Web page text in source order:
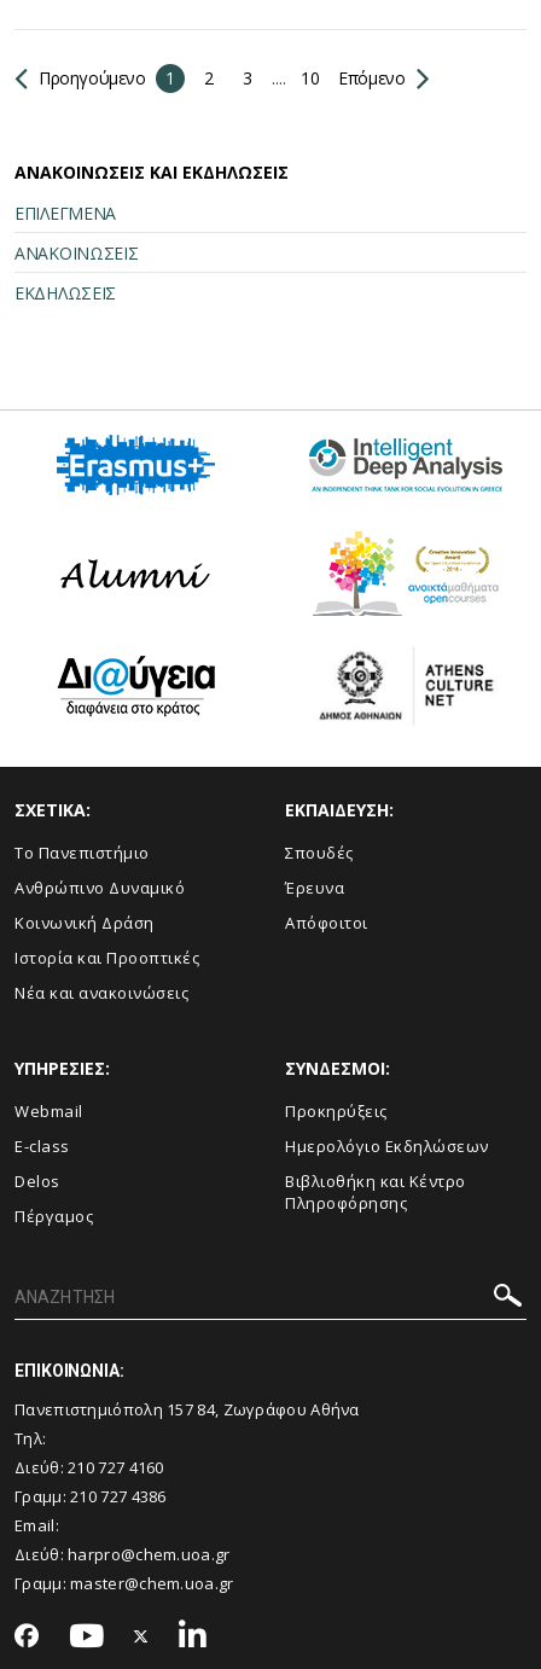
Προηγούμενο 1 2 3 .... 10 Επόμενο
ΑΝΑΚΟΙΝΩΣΕΙΣ ΚΑΙ ΕΚΔΗΛΩΣΕΙΣ
ΕΠΙΛΕΓΜΕΝΑ
ΑΝΑΚΟΙΝΩΣΕΙΣ
ΕΚΔΗΛΩΣΕΙΣ
ΣΧΕΤΙΚΑ:
Το Πανεπιστήμιο
Ανθρώπινο Δυναμικό
Κοινωνική Δράση
Ιστορία και Προοπτικές
Νέα και ανακοινώσεις
ΕΚΠΑΙΔΕΥΣΗ:
Σπουδές
Έρευνα
Απόφοιτοι
ΥΠΗΡΕΣΙΕΣ:
Webmail
E-class
Delos
Πέργαμος
ΣΥΝΔΕΣΜΟΙ:
Προκηρύξεις
Ημερολόγιο Εκδηλώσεων
Βιβλιοθήκη και Κέντρο
Πληροφόρησης
ΕΠΙΚΟΙΝΩΝΙΑ:
Πανεπιστημιόπολη 157 84, Ζωγράφου Αθήνα
Τηλ:
Διεύθ:210 727 4160
Γραμμ:210 727 4386
Email:
Διεύθ:harpro@chem.uoa.gr
Γραμμ:master@chem.uoa.gr